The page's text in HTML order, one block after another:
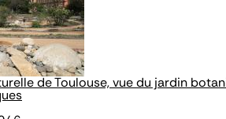
de Toulouse, vue du jardin